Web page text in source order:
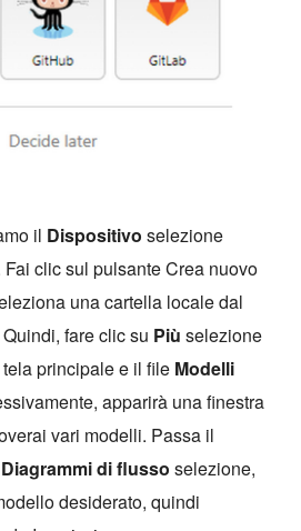
il Dispositivo selezione
clic sul pulsante Crea nuovo
una cartella locale dal
fare clic su Più selezione
principale e il file Modelli
apparirà una finestra
vari modelli. Passa il
Diagrammi di flusso selezione,
desiderato, quindi